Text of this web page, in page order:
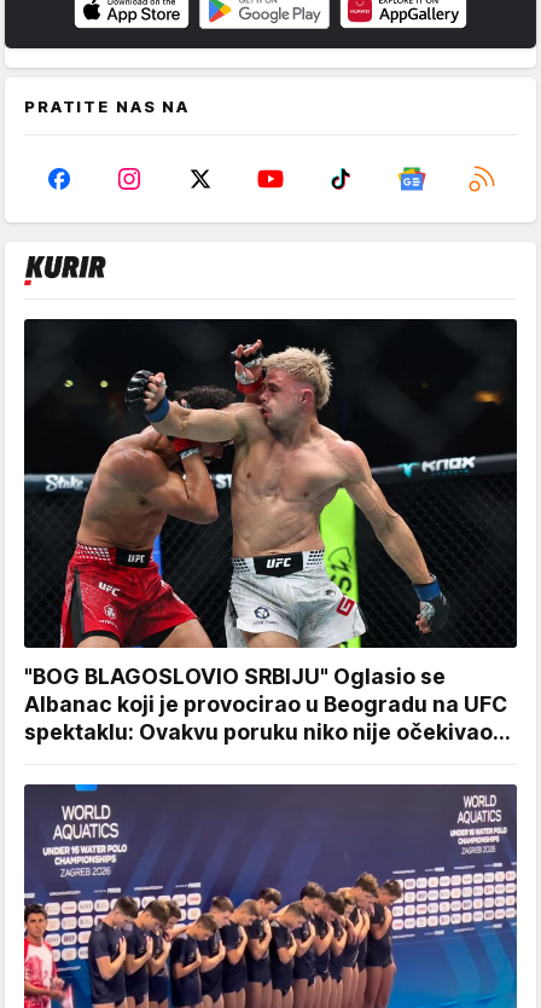
PRATITE NAS NA
"BOG BLAGOSLOVIO SRBIJU" Oglasio se
Albanac koji je provocirao u Beogradu na UFC
spektaklu: Ovakvu poruku niko nije očekivao...